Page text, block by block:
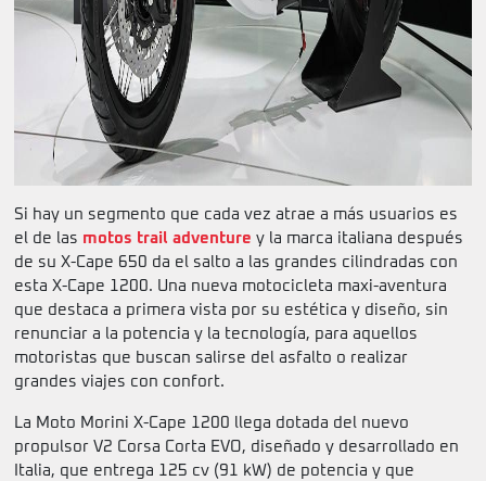
Si hay un segmento que cada vez atrae a más usuarios es
el de las motos trail adventure y la marca italiana después
de su X-Cape 650 da el salto a las grandes cilindradas con
esta X-Cape 1200. Una nueva motocicleta maxi-aventura
que destaca a primera vista por su estética y diseño, sin
renunciar a la potencia y la tecnología, para aquellos
motoristas que buscan salirse del asfalto o realizar
grandes viajes con confort.
La Moto Morini X-Cape 1200 llega dotada del nuevo
propulsor V2 Corsa Corta EVO, diseñado y desarrollado en
Italia, que entrega 125 cv (91 kW) de potencia y que